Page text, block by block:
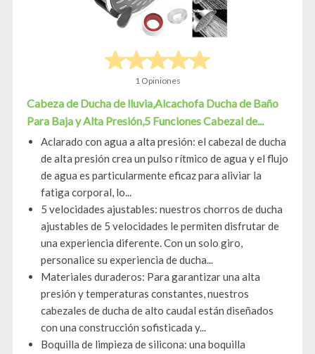
1 Opiniones
Cabeza de Ducha de lluvia,Alcachofa Ducha de Baño
Para Baja y Alta Presión,5 Funciones Cabezal de...
Aclarado con agua a alta presión: el cabezal de ducha
de alta presión crea un pulso rítmico de agua y el flujo
de agua es particularmente eficaz para aliviar la
fatiga corporal, lo...
5 velocidades ajustables: nuestros chorros de ducha
ajustables de 5 velocidades le permiten disfrutar de
una experiencia diferente. Con un solo giro,
personalice su experiencia de ducha...
Materiales duraderos: Para garantizar una alta
presión y temperaturas constantes, nuestros
cabezales de ducha de alto caudal están diseñados
con una construcción sofisticada y...
Boquilla de limpieza de silicona: una boquilla